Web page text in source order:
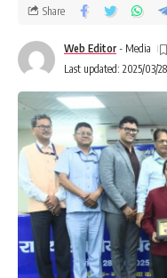
Last updated: 2025/03/
Web Editor - Media
Share